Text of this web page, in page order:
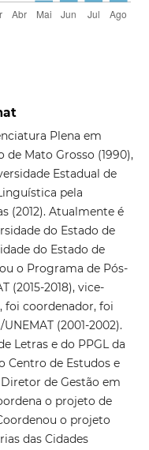
Plena em
de Mato Grosso (1990),
Estadual de
pela
(2012). Atualmente é
do Estado de
do Estado de
o Programa de Pós-
(2015-2018), vice-
foi coordenador, foi
(2001-2002).
Letras e do PPGL da
Centro de Estudos e
de Gestão em
o projeto de
o projeto
das Cidades